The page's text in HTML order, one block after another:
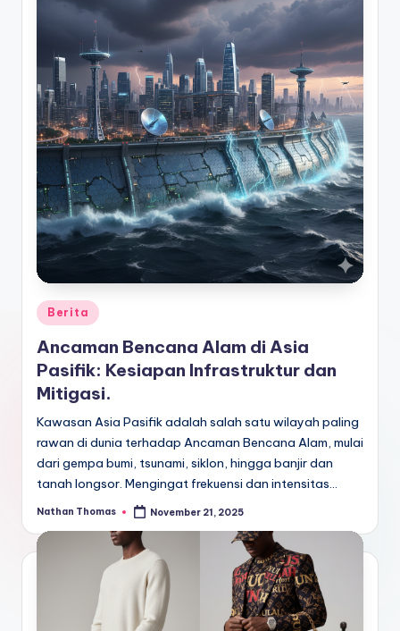
Posted
in
Berita
Ancaman Bencana Alam di Asia
Pasifik: Kesiapan Infrastruktur dan
Mitigasi.
Kawasan Asia Pasifik adalah salah satu wilayah paling
rawan di dunia terhadap Ancaman Bencana Alam, mulai
dari gempa bumi, tsunami, siklon, hingga banjir dan
tanah longsor. Mengingat frekuensi dan intensitas…
Posted
Nathan Thomas November 21, 2025